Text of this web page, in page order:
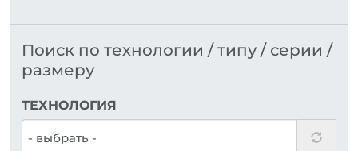
Поиск по технологии / типу / серии /
размеру
ТЕХНОЛОГИЯ